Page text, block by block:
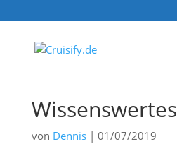
Wissenswertes
von Dennis| 01/07/2019